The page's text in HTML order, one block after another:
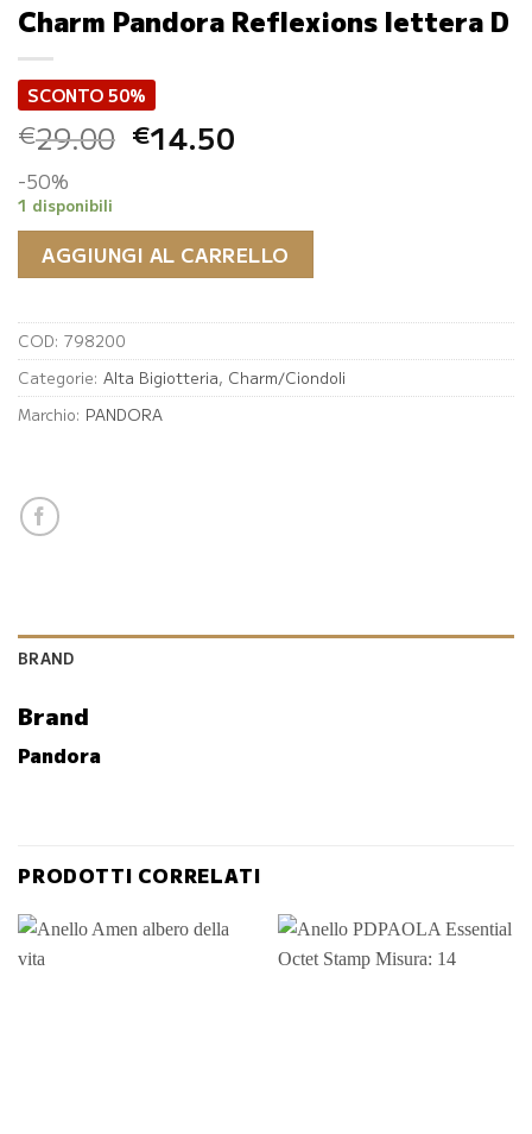
Charm Pandora Reflexions lettera D
SCONTO 50%
€29.00 Il
era:
€29.00.
€14.50
è:
€14.50.
-50%
1 disponibili
AGGIUNGI AL CARRELLO
COD: 798200
Categorie: Alta Bigiotteria, Charm/Ciondoli
Marchio: PANDORA
BRAND
Brand
Pandora
PRODOTTI CORRELATI